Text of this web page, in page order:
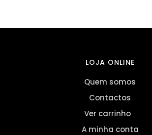
LOJA ONLINE
Quem somos
Contactos
Ver carrinho
A minha conta